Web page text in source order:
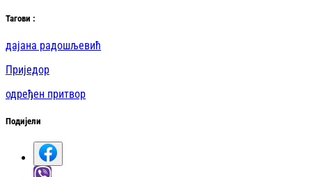
Тагови :
дајана радошљевић
Приједор
одређен притвор
Подијели